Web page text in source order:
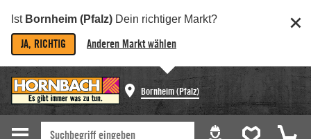
Ist Bornheim (Pfalz) Dein richtiger Markt?
JA, RICHTIG Anderen Markt wählen
Bornheim (Pfalz)